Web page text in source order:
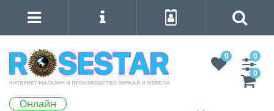
Онлайн
0
0
0